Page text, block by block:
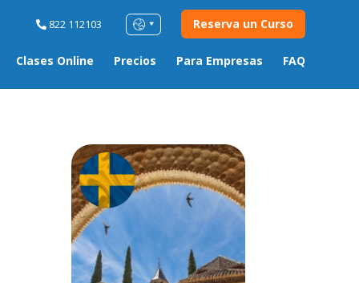
Clases Online Precios Para Empresas FAQ
822 112103 Reserva un Curso